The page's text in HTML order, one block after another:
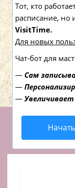
Тот, кто
расписание,
VisitTime.
Для новых
Чат-бот для
— Сам
—
—